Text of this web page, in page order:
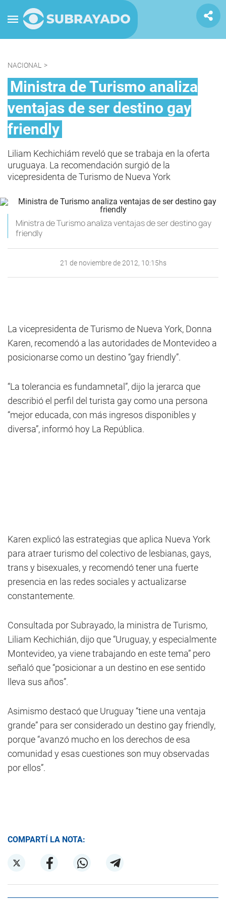
NACIONAL >
Ministra de Turismo analiza
ventajas de ser destino gay
friendly
Liliam Kechichiám reveló que se trabaja en la oferta
uruguaya. La recomendación surgió de la
vicepresidenta de Turismo de Nueva York
Ministra de Turismo analiza ventajas de ser destino gay
friendly
21 de noviembre de 2012, 10:15hs
La vicepresidenta de Turismo de Nueva York, Donna
Karen, recomendó a las autoridades de Montevideo a
posicionarse como un destino “gay friendly”.
“La tolerancia es fundamnetal”, dijo la jerarca que
describió el perfil del turista gay como una persona
“mejor educada, con más ingresos disponibles y
diversa”, informó hoy La República.
Karen explicó las estrategias que aplica Nueva York
para atraer turismo del colectivo de lesbianas, gays,
trans y bisexuales, y recomendó tener una fuerte
presencia en las redes sociales y actualizarse
constantemente.
Consultada por Subrayado, la ministra de Turismo,
Liliam Kechichián, dijo que “Uruguay, y especialmente
Montevideo, ya viene trabajando en este tema” pero
señaló que “posicionar a un destino en ese sentido
lleva sus años”.
Asimismo destacó que Uruguay “tiene una ventaja
grande” para ser considerado un destino gay friendly,
porque “avanzó mucho en los derechos de esa
comunidad y esas cuestiones son muy observadas
por ellos”.
COMPARTÍ LA NOTA: